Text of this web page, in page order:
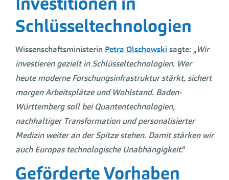
Schlüsseltechnologien
Wissenschaftsministerin Petra Olschowski sagte: „Wir
investieren gezielt in Schlüsseltechnologien. Wer
heute moderne Forschungsinfrastruktur stärkt, sichert
morgen Arbeitsplätze und Wohlstand. Baden-
Württemberg soll bei Quantentechnologien,
nachhaltiger Transformation und personalisierter
Medizin weiter an der Spitze stehen. Damit stärken wir
auch Europas technologische Unabhängigkeit.“
Geförderte Vorhaben